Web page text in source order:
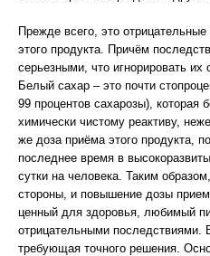
Прежде всего, это
этого продукта. Причём
серьезными, что игнорировать
Белый сахар – это почти
99 процентов сахарозы), которая
химически чистому реактиву,
же доза приёма этого продукта,
последнее время в
сутки на человека. Таким
стороны, и повышение дозы
ценный для здоровья, любимый
отрицательными последствиями.
требующая точного решения.